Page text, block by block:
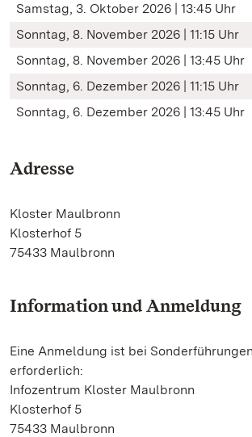
Samstag, 3. Oktober 2026 | 13:45 Uhr
Sonntag, 8. November 2026 | 11:15 Uhr
Sonntag, 8. November 2026 | 13:45 Uhr
Sonntag, 6. Dezember 2026 | 11:15 Uhr
Sonntag, 6. Dezember 2026 | 13:45 Uhr
Adresse
Kloster Maulbronn
Klosterhof 5
75433 Maulbronn
Information und Anmeldung
Eine Anmeldung ist bei
erforderlich:
Infozentrum Kloster Maulbronn
Klosterhof 5
75433 Maulbronn